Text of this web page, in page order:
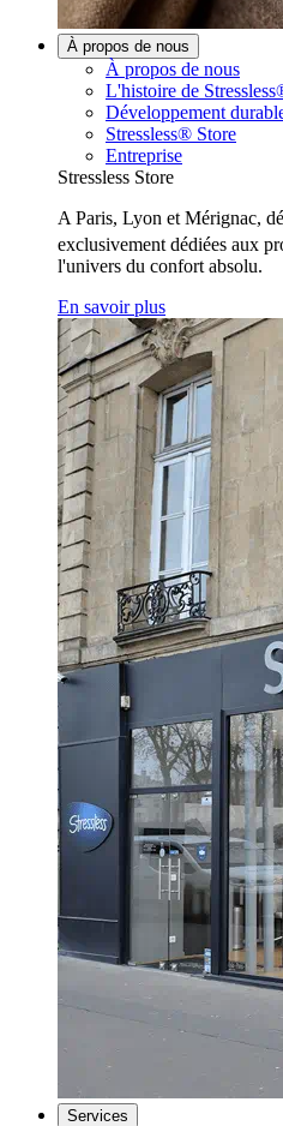
À propos de nous
À propos de nous
L'histoire de
Développement
Stressless® Store
Entreprise
Stressless Store
A Paris, Lyon et Mérignac,
exclusivement dédiées aux
l'univers du confort absolu.
En savoir plus
Services